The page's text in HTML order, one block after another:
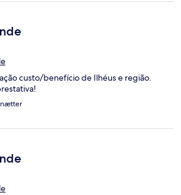
custo/benefício de Ilhéus e região.
nætter